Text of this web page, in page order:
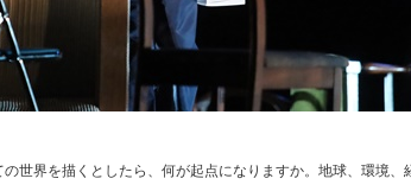
世界を描くとしたら、何が起点になりますか。地球、環境、